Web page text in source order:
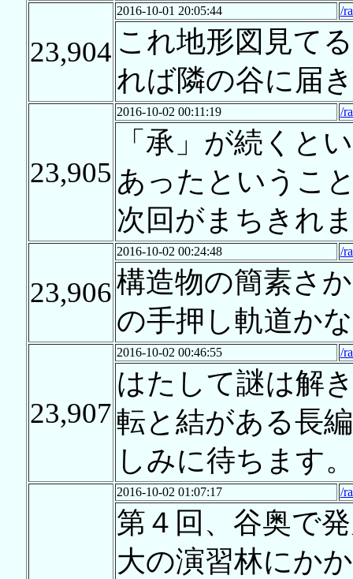
23,904
2016-10-01 20:05:44 /
これ地形図見て
れば隣の谷に届
23,905
2016-10-02 00:11:19 /
「承」が続くと
あったというこ
次回がまちきれ
23,906
2016-10-02 00:24:48 /
構造物の簡素さ
の手押し軌道かな
23,907
2016-10-02 00:46:55 /
はたして謎は解
転と結がある長
しみに待ちます
2016-10-02 01:07:17 /
第４回、谷奥で
大の演習林にか